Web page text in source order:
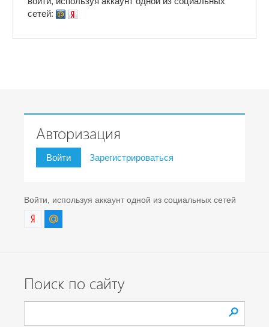
сетей:
Авторизация
Войти Зарегистрироваться
Войти, используя аккаунт одной из социальных сетей
Поиск по сайту